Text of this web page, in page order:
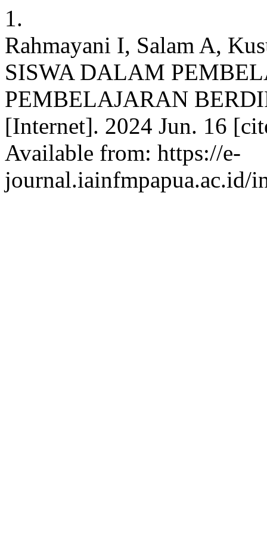
1.
Rahmayani I, Salam A,
SISWA DALAM
PEMBELAJARAN
[Internet]. 2024 Jun. 16
Available from: https://e-
journal.iainfmpapua.ac.id/